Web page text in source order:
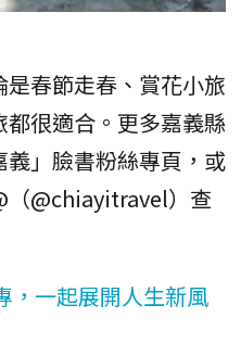
春節走春、賞花小旅
很適合。更多嘉義縣
」臉書粉絲專頁，或
（@chiayitravel）查
，一起展開人生新風